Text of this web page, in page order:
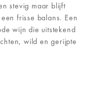
stevig maar blijft
frisse balans. Een
wijn die uitstekend
wild en gerijpte